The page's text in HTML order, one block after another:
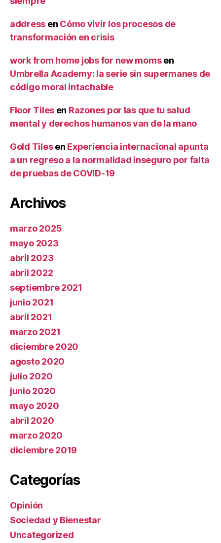
address en Cómo vivir los procesos de
transformación en crisis
work from home jobs for new momsen
Umbrella Academy: la serie sin supermanes de
código moral intachable
Floor Tiles en Razones por las que tu salud
mental y derechos humanos van de la mano
Gold Tilesen Experiencia internacional apunta
a un regreso a la normalidad inseguro por falta
de pruebas de COVID-19
Archivos
marzo 2025
mayo 2023
abril 2023
abril 2022
septiembre 2021
junio 2021
abril 2021
marzo 2021
diciembre 2020
agosto 2020
julio 2020
junio 2020
mayo 2020
abril 2020
marzo 2020
diciembre 2019
Categorías
Opinión
Sociedad y Bienestar
Uncategorized